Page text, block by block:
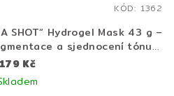
SHOT“ Hydrogel Mask 43 g –
a sjednocení tónu
pleti
179 Kč
KÓD: 1362